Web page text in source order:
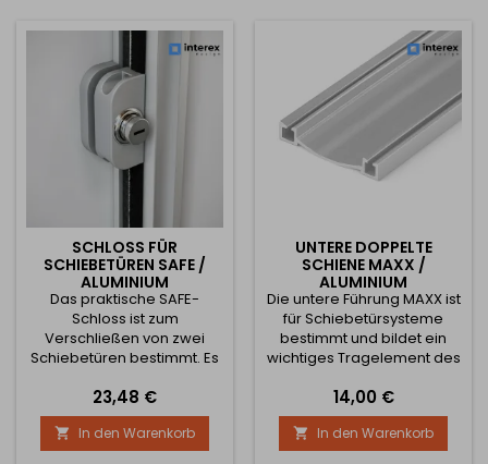
SCHLOSS FÜR
SCHIEBETÜREN SAFE /
ALUMINIUM
Das praktische SAFE-
Schloss ist zum
Verschließen von zwei
Schiebetüren bestimmt. Es
Schiebetüren befestigt und
ermöglicht so eine
einfache und schnelle
Montage ohne Eingriff in die
Preis
23,48 €
 In den Warenkorb
UNTERE DOPPELTE
SCHIENE MAXX /
ALUMINIUM
Die untere Führung MAXX ist
für Schiebetürsysteme
bestimmt und bildet ein
wichtiges Tragelement des
Schiebemechanismus. Sie
dient zur präzisen Führung
der Türen und trägt
gleichzeitig deren Gewicht
Preis
14,00 €
 In den Warenkorb